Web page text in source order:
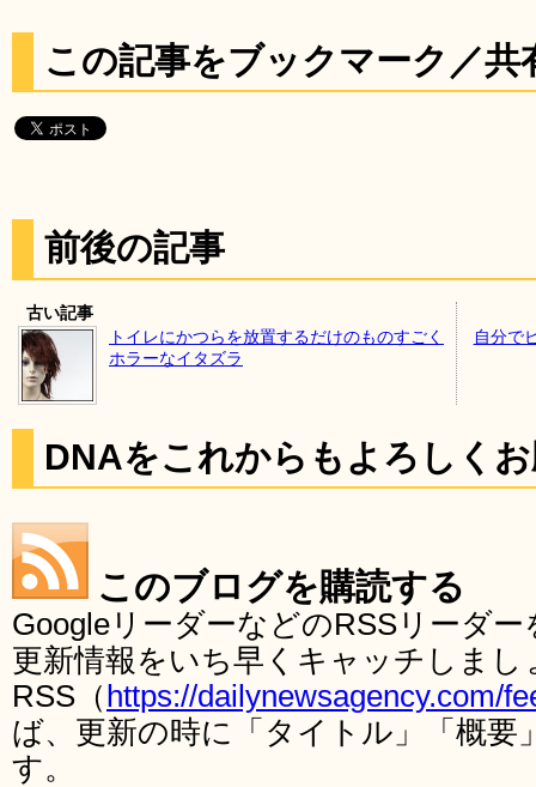
この記事をブックマーク／共
前後の記事
古い記事
トイレにかつらを放置するだけのものすごく
ホラーなイタズラ
自分で
DNAをこれからもよろしく
このブログを購読する
GoogleリーダーなどのRSSリーダ
更新情報をいち早くキャッチしま
RSS（ https://dailynewsagency.com/
ば、更新の時に「タイトル」「概要
す。